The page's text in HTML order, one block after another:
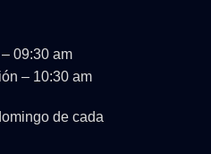
09:30 am
– 10:30 am
de cada